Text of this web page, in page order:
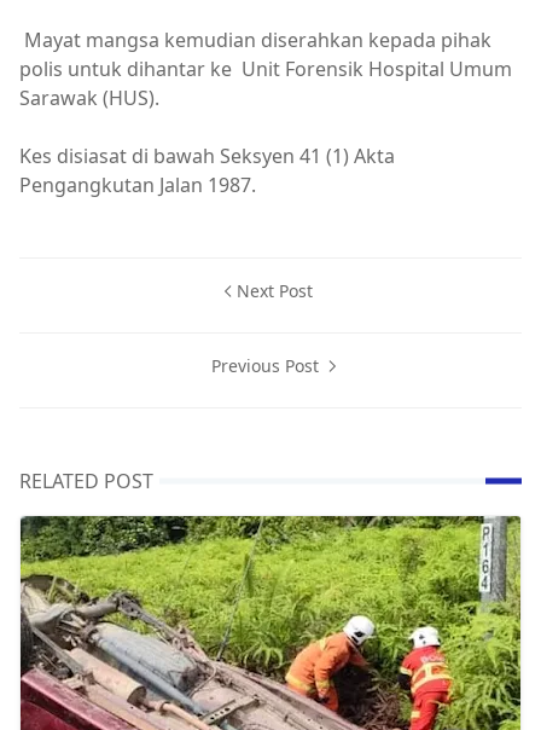
Mayat mangsa kemudian diserahkan kepada pihak
polis untuk dihantar ke Unit Forensik Hospital Umum
Sarawak (HUS).
Kes disiasat di bawah Seksyen 41 (1) Akta
Pengangkutan Jalan 1987.
Next Post
Previous Post
RELATED POST